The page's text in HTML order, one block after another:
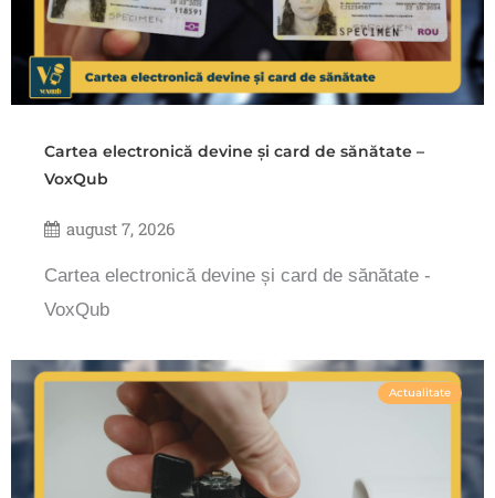
Cartea electronică devine și card de sănătate –
VoxQub
august 7, 2026
Cartea electronică devine și card de sănătate -
VoxQub
Actualitate